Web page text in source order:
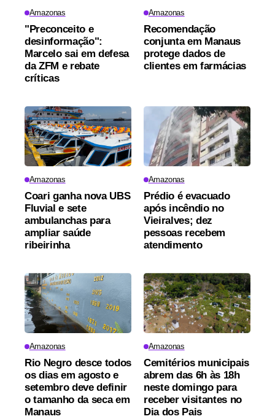
Amazonas
"Preconceito e
desinformação":
Marcelo sai em defesa
da ZFM e rebate
críticas
Amazonas
Recomendação
conjunta em Manaus
protege dados de
clientes em farmácias
Amazonas
Coari ganha nova UBS
Fluvial e sete
ambulanchas para
ampliar saúde
ribeirinha
Amazonas
Prédio é evacuado
após incêndio no
Vieiralves; dez
pessoas recebem
atendimento
Amazonas
Rio Negro desce todos
os dias em agosto e
setembro deve definir
o tamanho da seca em
Manaus
Amazonas
Cemitérios municipais
abrem das 6h às 18h
neste domingo para
receber visitantes no
Dia dos Pais